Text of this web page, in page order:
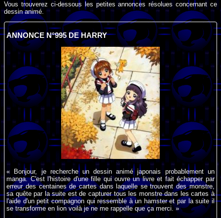
Vous trouverez ci-dessous les petites annonces résolues concernant ce
dessin animé.
ANNONCE N°995 DE HARRY
« Bonjour, je recherche un dessin animé japonais probablement un
manga. C'est l'histoire d'une fille qui ouvre un livre et fait échapper par
erreur des centaines de cartes dans laquelle se trouvent des monstre,
sa quête par la suite est de capturer tous les monstre dans les cartes à
l'aide d'un petit compagnon qui ressemble à un hamster et par la suite il
se transforme en lion voilà je ne me rappelle que ça merci. »